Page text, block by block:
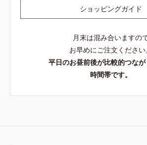
ショッピングガイド
月末は混み合いますの
お早めにご注文ください
平日のお昼前後が比較的つな
時間帯です。